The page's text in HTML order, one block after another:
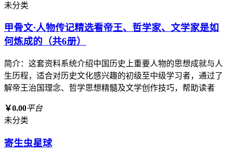
未分类
甲骨文·人物传记精选看帝王、哲学家、文学家是如
何炼成的（共6册）
简介：这套资料系统介绍中国历史上重要人物的思想成就与人
生历程，适合对历史文化感兴趣的初级至中级学习者，通过了
解帝王治国理念、哲学思想精髓及文学创作技巧，帮助读者
￥0.00平台
未分类
寄生虫星球